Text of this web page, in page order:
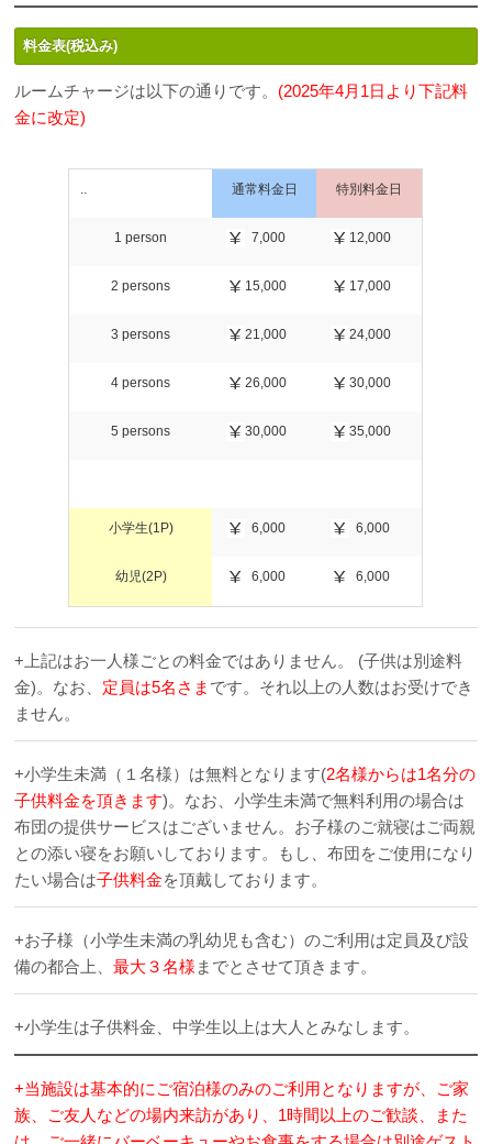
料金表(税込み)
ルームチャージは以下の通りです。 (2025年4月1日より下記料
金に改定)
.. 通常料金日 特別料金日
1 person 7,000 12,000
2 persons 15,000 17,000
3 persons 21,000 24,000
4 persons 26,000 30,000
5 persons 30,000 35,000
小学生(1P) 6,000 6,000
幼児(2P) 6,000 6,000
+上記はお一人様ごとの料金ではありません。 (子供は別途料
金)。なお、 定員は5名さま です。それ以上の人数はお受けでき
ません。
+小学生未満（１名様）は無料となります(2名様からは1名分の
子供料金を頂きます)。なお、小学生未満で無料利用の場合は
布団の提供サービスはございません。お子様のご就寝はご両親
との添い寝をお願いしております。もし、布団をご使用になり
たい場合は子供料金を頂戴しております。
+お子様（小学生未満の乳幼児も含む）のご利用は定員及び設
備の都合上、最大３名様 までとさせて頂きます。
+小学生は子供料金、中学生以上は大人とみなします。
+当施設は基本的にご宿泊様のみのご利用となりますが、ご家
族、ご友人などの場内来訪があり、1時間以上のご歓談、また